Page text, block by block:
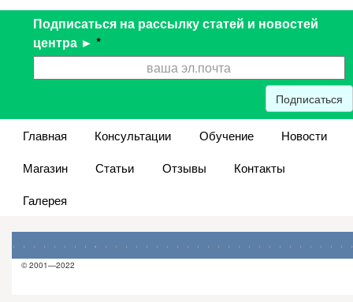
Подписаться на рассылку статей и новостей
центра ► *
Подписаться
Главная Консультации Обучение
Новости
Магазин
Статьи Отзывы
Контакты
Галерея
© 2001—2022